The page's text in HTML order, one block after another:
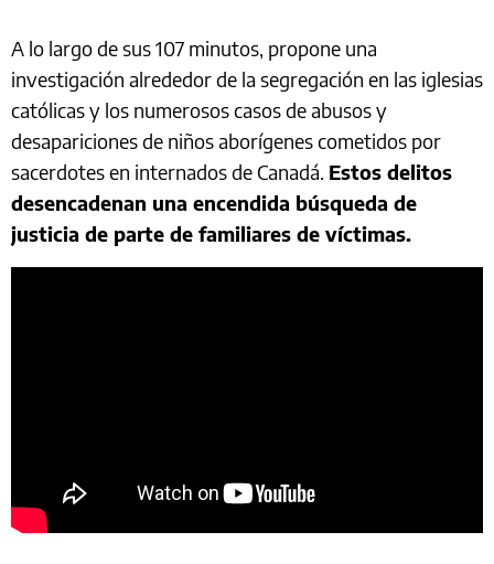
A lo largo de sus 107 minutos, propone una
investigación alrededor de la segregación en las iglesias
católicas y los numerosos casos de abusos y
desapariciones de niños aborígenes cometidos por
sacerdotes en internados de Canadá. Estos delitos
desencadenan una encendida búsqueda de
justicia de parte de familiares de víctimas.